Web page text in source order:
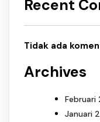
Recent
Tidak ada
Archives
Februari
Januari